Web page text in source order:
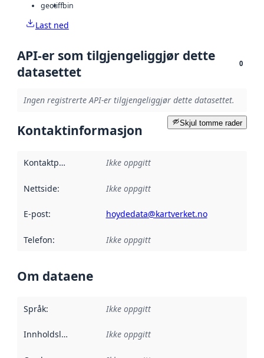
geotiffbin
Last ned
API-er som tilgjengeliggjør dette
datasettet
0
Ingen registrerte API-er tilgjengeliggjør dette datasettet.
Skjul tomme rader
Kontaktinformasjon
Kontaktpunkt Ikke oppgitt
Nettside: Ikke oppgitt
E-post: hoydedata@kartverket.no
Telefon: Ikke oppgitt
Om dataene
Språk: Ikke oppgitt
Innholdsleverandører :
Ikke oppgitt